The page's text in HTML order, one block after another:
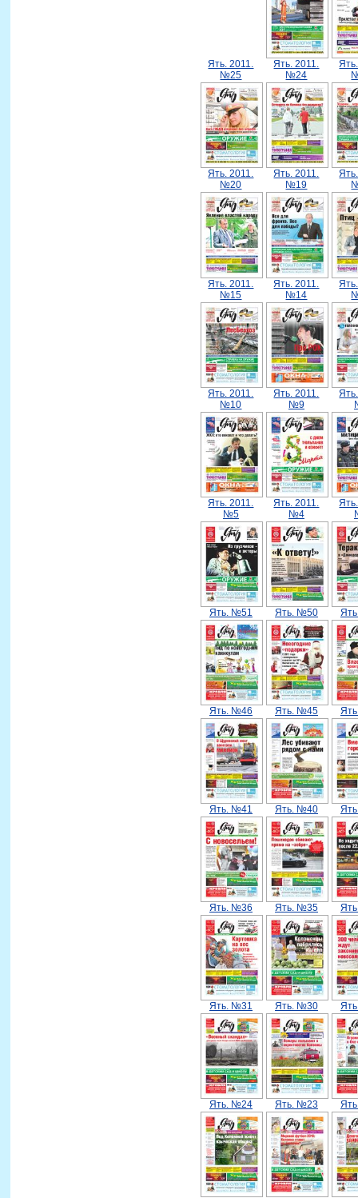
Ять. 2011.
№25
Ять. 2011.
№24
Ять. 2011.
№20
Ять. 2011.
№19
Ять. 2011.
№15
Ять. 2011.
№14
Ять. 2011.
№10
Ять. 2011.
№9
Ять. 2011.
№5
Ять. 2011.
№4
Ять. №51 Ять. №50
Ять. №46 Ять. №45
Ять. №41 Ять. №40
Ять. №36 Ять. №35
Ять. №31 Ять. №30
Ять. №24 Ять. №23